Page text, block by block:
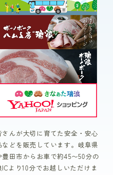
んが大切に育てた安全・安心
どを販売しています。岐阜県
田市からお車で約45〜50分の
より10分でお越しいただけま